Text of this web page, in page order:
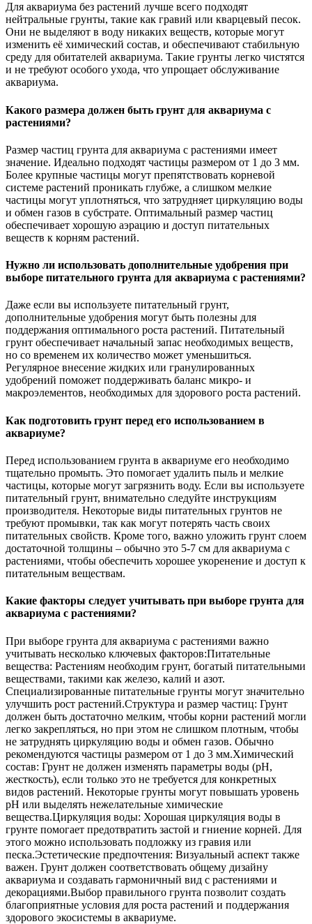
Для аквариума без растений лучше всего подходят
нейтральные грунты, такие как гравий или кварцевый песок.
Они не выделяют в воду никаких веществ, которые могут
изменить её химический состав, и обеспечивают стабильную
среду для обитателей аквариума. Такие грунты легко чистятся
и не требуют особого ухода, что упрощает обслуживание
аквариума.
Какого размера должен быть грунт для аквариума с
растениями?
Размер частиц грунта для аквариума с растениями имеет
значение. Идеально подходят частицы размером от 1 до 3 мм.
Более крупные частицы могут препятствовать корневой
системе растений проникать глубже, а слишком мелкие
частицы могут уплотняться, что затрудняет циркуляцию воды
и обмен газов в субстрате. Оптимальный размер частиц
обеспечивает хорошую аэрацию и доступ питательных
веществ к корням растений.
Нужно ли использовать дополнительные удобрения при
выборе питательного грунта для аквариума с растениями?
Даже если вы используете питательный грунт,
дополнительные удобрения могут быть полезны для
поддержания оптимального роста растений. Питательный
грунт обеспечивает начальный запас необходимых веществ,
но со временем их количество может уменьшиться.
Регулярное внесение жидких или гранулированных
удобрений поможет поддерживать баланс микро- и
макроэлементов, необходимых для здорового роста растений.
Как подготовить грунт перед его использованием в
аквариуме?
Перед использованием грунта в аквариуме его необходимо
тщательно промыть. Это помогает удалить пыль и мелкие
частицы, которые могут загрязнить воду. Если вы используете
питательный грунт, внимательно следуйте инструкциям
производителя. Некоторые виды питательных грунтов не
требуют промывки, так как могут потерять часть своих
питательных свойств. Кроме того, важно уложить грунт слоем
достаточной толщины – обычно это 5-7 см для аквариума с
растениями, чтобы обеспечить хорошее укоренение и доступ к
питательным веществам.
Какие факторы следует учитывать при выборе грунта для
аквариума с растениями?
При выборе грунта для аквариума с растениями важно
учитывать несколько ключевых факторов:Питательные
вещества: Растениям необходим грунт, богатый питательными
веществами, такими как железо, калий и азот.
Специализированные питательные грунты могут значительно
улучшить рост растений.Структура и размер частиц: Грунт
должен быть достаточно мелким, чтобы корни растений могли
легко закрепляться, но при этом не слишком плотным, чтобы
не затруднять циркуляцию воды и обмен газов. Обычно
рекомендуются частицы размером от 1 до 3 мм.Химический
состав: Грунт не должен изменять параметры воды (pH,
жесткость), если только это не требуется для конкретных
видов растений. Некоторые грунты могут повышать уровень
pH или выделять нежелательные химические
вещества.Циркуляция воды: Хорошая циркуляция воды в
грунте помогает предотвратить застой и гниение корней. Для
этого можно использовать подложку из гравия или
песка.Эстетические предпочтения: Визуальный аспект также
важен. Грунт должен соответствовать общему дизайну
аквариума и создавать гармоничный вид с растениями и
декорациями.Выбор правильного грунта позволит создать
благоприятные условия для роста растений и поддержания
здорового экосистемы в аквариуме.